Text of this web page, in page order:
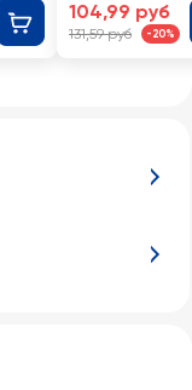
104,99 руб
131,59 руб -20%